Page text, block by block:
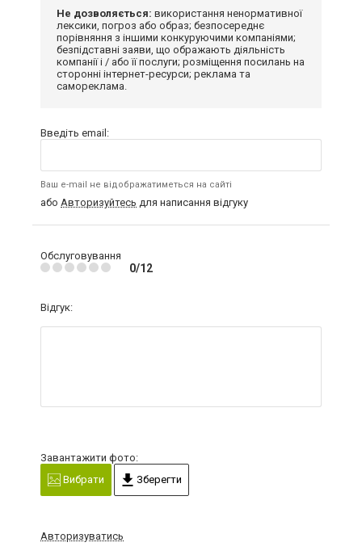
Не дозволяється: використання ненормативної
лексики, погроз або образ; безпосереднє
порівняння з іншими конкуруючими компаніями;
безпідставні заяви, що ображають діяльність
компанії і / або її послуги; розміщення посилань на
сторонні інтернет-ресурси; реклама та
самореклама.
Введіть email:
Ваш e-mail не відображатиметься на сайті
або Авторизуйтесь для написання відгуку
Обслуговування
0/12
Відгук:
Завантажити фото:
Вибрати
Зберегти
Авторизуватись